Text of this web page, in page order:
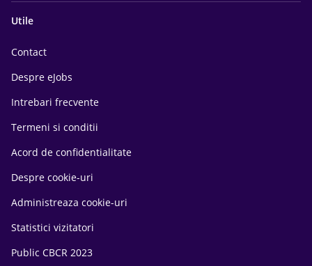
Utile
Contact
Despre eJobs
Intrebari frecvente
Termeni si conditii
Acord de confidentialitate
Despre cookie-uri
Administreaza cookie-uri
Statistici vizitatori
Public CBCR 2023